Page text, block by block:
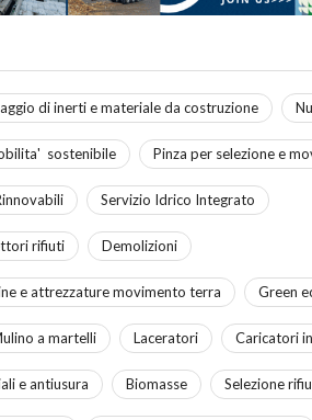
di inerti e materiale da costruzione
sostenibile Pinza per selezione e
Servizio Idrico Integrato
rifiuti Demolizioni
e attrezzature movimento terra Green
a martelli Laceratori Caricatori
e antiusura Biomasse Selezione